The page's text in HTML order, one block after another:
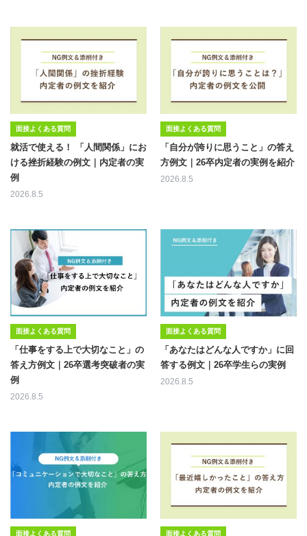
面接よくある質問
就活で使える！ 「人間関係」にお
ける挫折経験の例文｜内定者の実
例
2026.8.5
面接よくある質問
「自分が誇りに思うこと」の答え
方例文｜26卒内定者の実例を紹介
2026.8.5
面接よくある質問
「仕事をする上で大切なこと」の
答え方例文｜26卒選考突破者の実
例
2026.8.5
面接よくある質問
「あなたはどんな人ですか」に回
答する例文｜26卒学生らの実例
2026.8.5
面接よくある質問 面接よくある質問